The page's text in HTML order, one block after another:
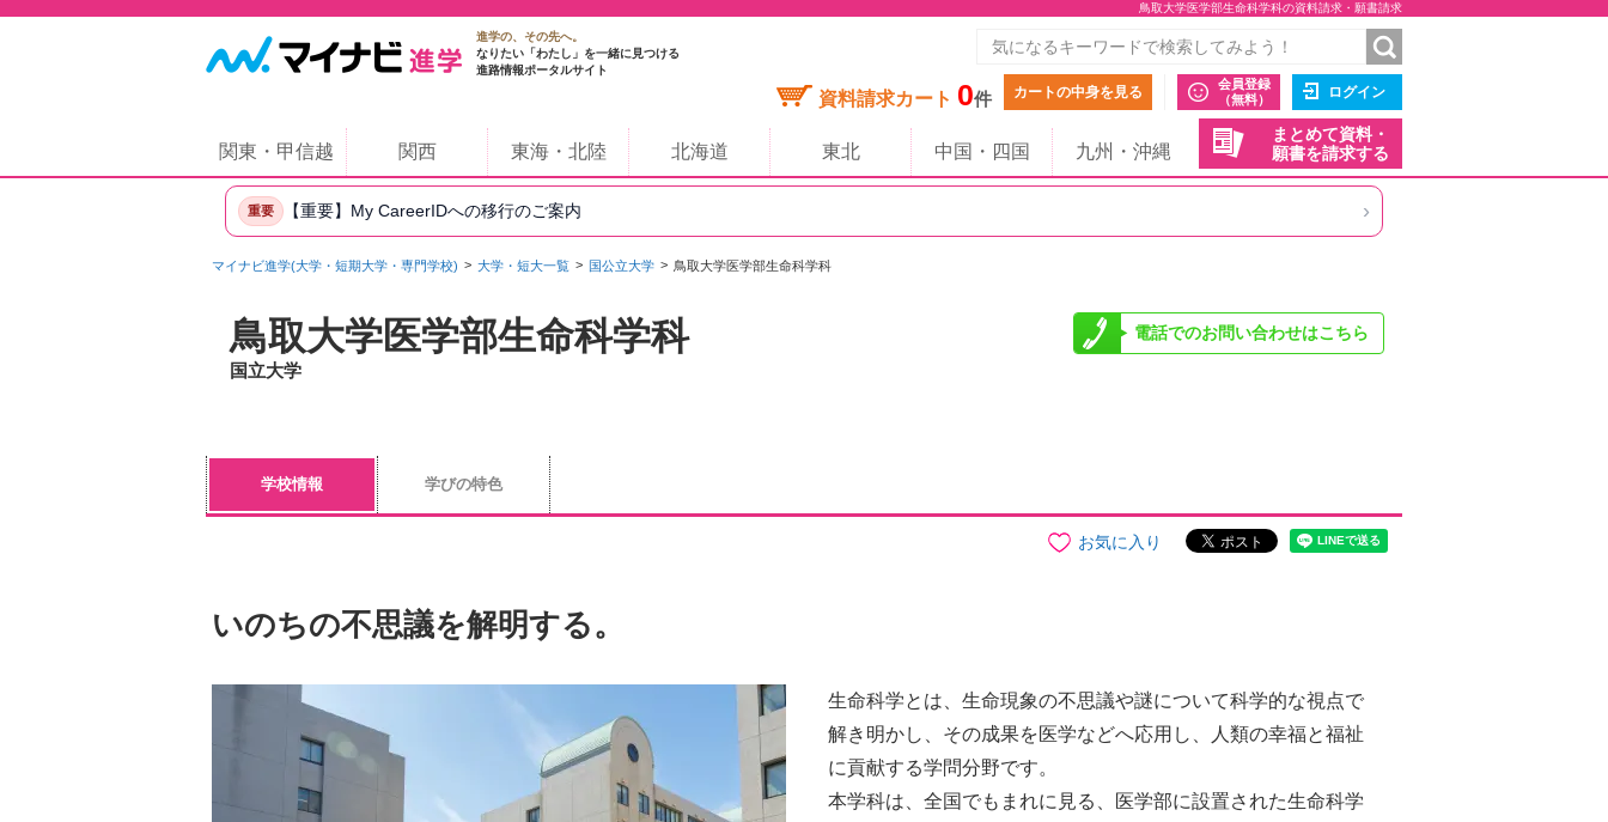
鳥取大学医学部生命科学科の資料請求・願書請求
進学の、その先へ。
なりたい「わたし」を一緒に見つける
進路情報ポータルサイト
資料請求カート 0件 カートの中身を見る
会員登録
（無料）
ログイン
まとめて資料・
願書を請求する
関東・甲信越 関西 東海・北陸 北海道 東北 中国・四国 九州・沖縄
重要 【重要】My CareerIDへの移行のご案内 ›
マイナビ進学(大学・短期大学・専門学校) 大学・短大一覧 国公立大学 鳥取大学医学部生命科学科
鳥取大学医学部生命科学科
国立大学
電話でのお問い合わせはこちら
学校情報 学びの特色
お気に入り
いのちの不思議を解明する。
⽣命科学とは、⽣命現象の不思議や謎について科学的な視点で
解き明かし、その成果を医学などへ応⽤し、⼈類の幸福と福祉
に貢献する学問分野です。
本学科は、全国でもまれに⾒る、医学部に設置された⽣命科学